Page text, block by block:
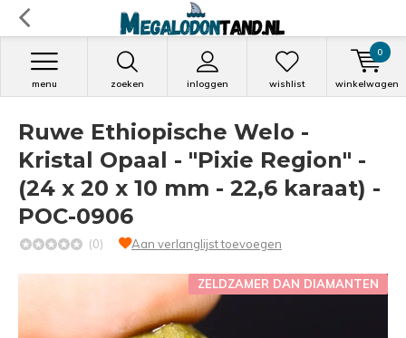
zoeken inloggen
menu wishlist winkelwagen
0
Ruwe Ethiopische Welo -
Kristal Opaal - "Pixie Region" -
(24 x 20 x 10 mm - 22,6 karaat) -
POC-0906
(0) Aan verlanglijst toevoegen
ZELDZAMER DAN DIAMANTEN